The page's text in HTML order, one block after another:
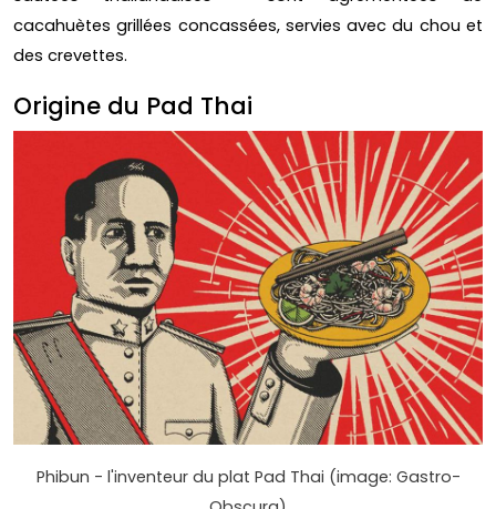
cacahuètes grillées concassées, servies avec du chou et
des crevettes.
Origine du Pad Thai
Phibun - l'inventeur du plat Pad Thai (image: Gastro-